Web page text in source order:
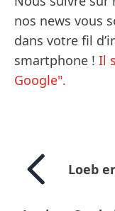
nos news vous
dans votre fil
smartphone ! Il
Google".
Loeb